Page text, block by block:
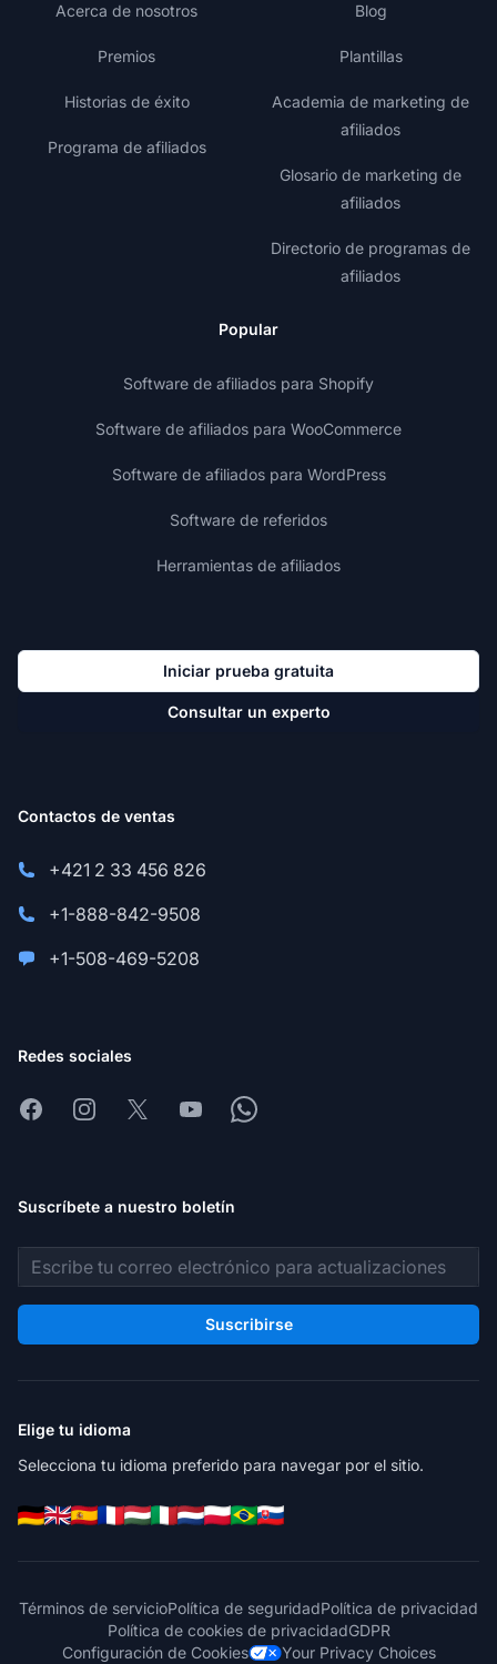
Acerca de nosotros
Premios
Historias de éxito
Programa de afiliados
Blog
Plantillas
Academia de marketing de
afiliados
Glosario de marketing de
afiliados
Directorio de programas de
afiliados
Popular
Software de afiliados para Shopify
Software de afiliados para WooCommerce
Software de afiliados para WordPress
Software de referidos
Herramientas de afiliados
Iniciar prueba gratuita
Consultar un experto
Contactos de ventas
+421 2 33 456 826
+1-888-842-9508
+1-508-469-5208
Redes sociales
FacebookInstagram
X YoutubeWhatsapp
Suscríbete a nuestro boletín
Dirección de correo electrónico
Suscribirse
Elige tu idioma
Selecciona tu idioma preferido para navegar por el sitio.
Términos de servicioPolítica de seguridadPolítica de privacidad
Política de cookies de privacidadGDPR
Configuración de Cookies
Your Privacy Choices